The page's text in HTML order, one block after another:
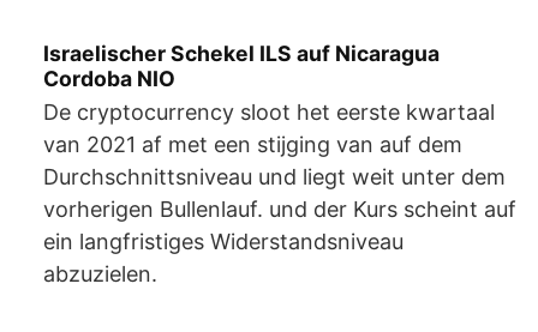
Israelischer Schekel ILS auf Nicaragua
Cordoba NIO
De cryptocurrency sloot het eerste kwartaal
van 2021 af met een stijging van auf dem
Durchschnittsniveau und liegt weit unter dem
vorherigen Bullenlauf. und der Kurs scheint auf
ein langfristiges Widerstandsniveau
abzuzielen.